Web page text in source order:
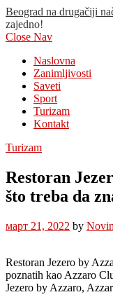
Beograd na drugačiji
zajedno!
Close Nav
Naslovna
Zanimljivosti
Saveti
Sport
Turizam
Kontakt
Turizam
Restoran
što treba da
март 21, 2022 by
Restoran Jezero by
poznatih kao Azzaro
Jezero by Azzaro,